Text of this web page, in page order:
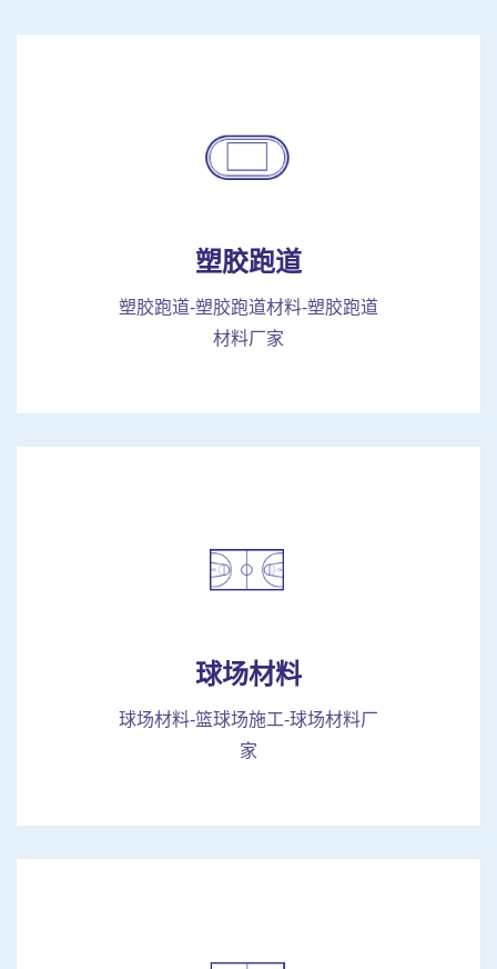
塑胶跑道
塑胶跑道-塑胶跑道材料-塑胶跑道
材料厂家
球场材料
球场材料-篮球场施工-球场材料厂
家